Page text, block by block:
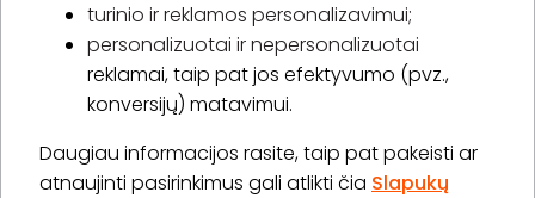
turinio ir reklamos personalizavimui;
personalizuotai ir nepersonalizuotai
reklamai, taip pat jos efektyvumo (pvz.,
konversijų) matavimui.
Daugiau informacijos rasite, taip pat pakeisti ar
atnaujinti pasirinkimus gali atlikti čia Slapukų
The One beauty & nails studio
J. Baltrušaičio g. 3, Vilnius